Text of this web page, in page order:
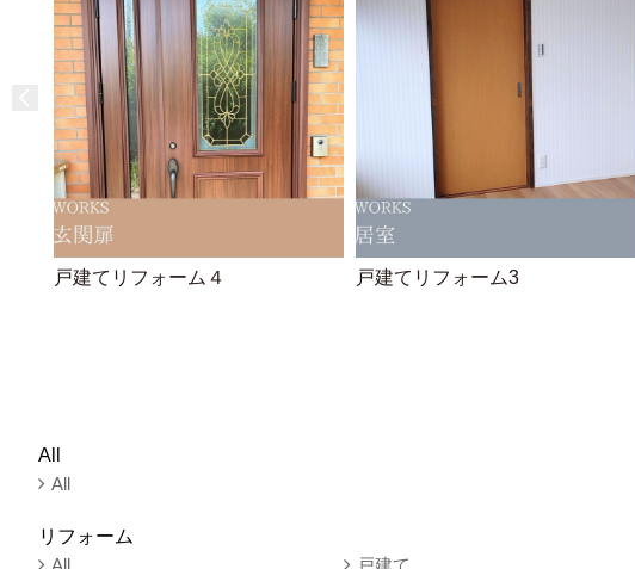
戸建てリフォーム４ 戸建てリフォーム3
All
All
リフォーム
All
戸建て